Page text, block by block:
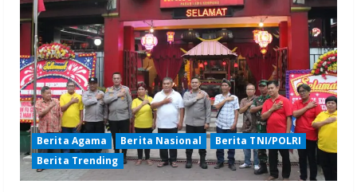
Berita Agama Berita Nasional
Berita TNI/POLRI
Berita Trending